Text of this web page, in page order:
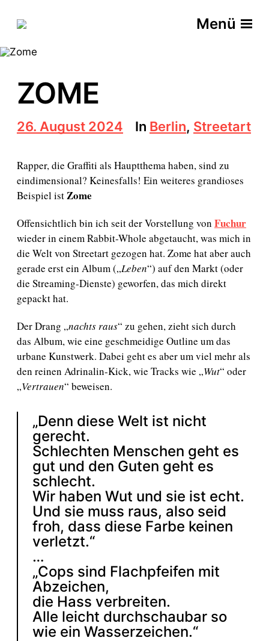
Menü
ZOME
B
e
t
r
a
g
d
a
t
u
m
26. August 2024 In Berlin, Streetart
Rapper, die Graffiti als Hauptthema haben, sind zu
eindimensional? Keinesfalls! Ein weiteres grandioses
Beispiel istZome
Offensichtlich bin ich seit der Vorstellung von Fuchur
wieder in einem Rabbit-Whole abgetaucht, was mich in
die Welt von Streetart gezogen hat. Zome hat aber auch
gerade erst ein Album („Leben“) auf den Markt (oder
die Streaming-Dienste) geworfen, das mich direkt
gepackt hat.
Der Drang „nachts raus“ zu gehen, zieht sich durch
das Album, wie eine geschmeidige Outline um das
urbane Kunstwerk. Dabei geht es aber um viel mehr als
den reinen Adrinalin-Kick, wie Tracks wie „Wut“ oder
„Vertrauen“ beweisen.
„Denn diese Welt ist nicht
gerecht.
Schlechten Menschen geht es
gut und den Guten geht es
schlecht.
Wir haben Wut und sie ist echt.
Und sie muss raus, also seid
froh, dass diese Farbe keinen
verletzt.“
…
„Cops sind Flachpfeifen mit
Abzeichen,
die Hass verbreiten.
Alle leicht durchschaubar so
wie ein Wasserzeichen.“